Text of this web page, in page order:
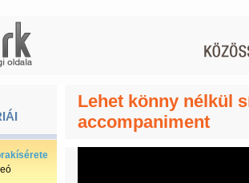
Lehet könny nélkül
accompaniment